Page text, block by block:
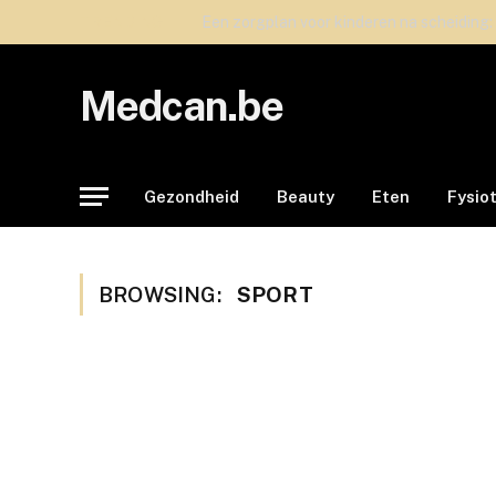
Een zorgplan voor kinderen na
Medcan.be
Gezondheid Beauty Eten
BROWSING: SPORT